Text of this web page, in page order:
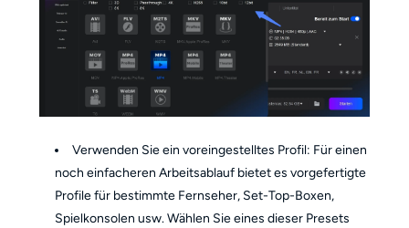
Verwenden Sie ein voreingestelltes Profil: Für einen
noch einfacheren Arbeitsablauf bietet es vorgefertigte
Profile für bestimmte Fernseher, Set-Top-Boxen,
Spielkonsolen usw. Wählen Sie eines dieser Presets